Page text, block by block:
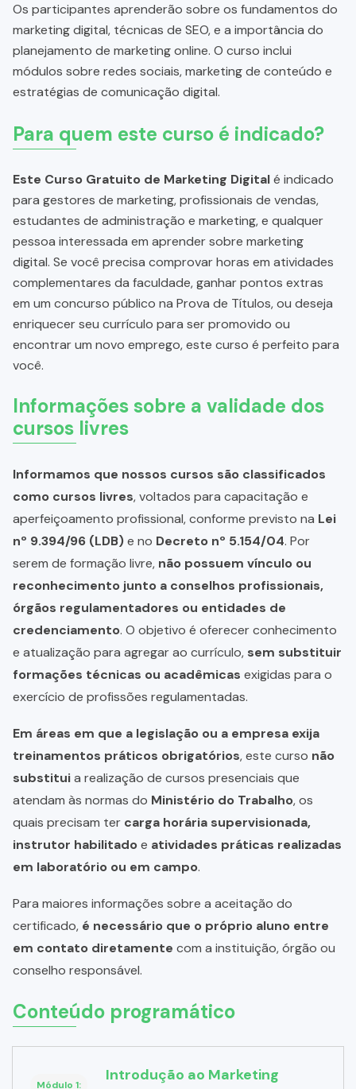
Os participantes aprenderão sobre os fundamentos do
marketing digital, técnicas de SEO, e a importância do
planejamento de marketing online. O curso inclui
módulos sobre redes sociais, marketing de conteúdo e
estratégias de comunicação digital.
Para quem este curso é indicado?
Este Curso Gratuito de Marketing Digitalé indicado
para gestores de marketing, profissionais de vendas,
estudantes de administração e marketing, e qualquer
pessoa interessada em aprender sobre marketing
digital. Se você precisa comprovar horas em atividades
complementares da faculdade, ganhar pontos extras
em um concurso público na Prova de Títulos, ou deseja
enriquecer seu currículo para ser promovido ou
encontrar um novo emprego, este curso é perfeito para
você.
Informações sobre a validade dos
cursos livres
Informamos que nossos cursos são classificados
como cursos livres, voltados para capacitação e
aperfeiçoamento profissional, conforme previsto na Lei
nº 9.394/96 (LDB)e no Decreto nº 5.154/04. Por
serem de formação livre, não possuem vínculo ou
reconhecimento junto a conselhos profissionais,
órgãos regulamentadores ou entidades de
credenciamento. O objetivo é oferecer conhecimento
e atualização para agregar ao currículo, sem substituir
formações técnicas ou acadêmicas exigidas para o
exercício de profissões regulamentadas.
Em áreas em que a legislação ou a empresa exija
treinamentos práticos obrigatórios, este curso não
substituia realização de cursos presenciais que
atendam às normas do Ministério do Trabalho, os
quais precisam ter carga horária supervisionada,
instrutor habilitadoe atividades práticas realizadas
em laboratório ou em campo.
Para maiores informações sobre a aceitação do
certificado, é necessário que o próprio aluno entre
em contato diretamente com a instituição, órgão ou
conselho responsável.
Conteúdo programático
Módulo 1:
Introdução ao Marketing